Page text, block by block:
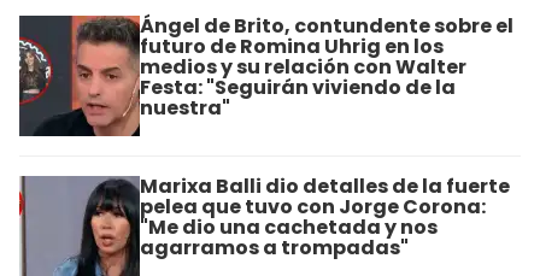
Ángel de Brito, contundente sobre el
futuro de Romina Uhrig en los
medios y su relación con Walter
Festa: "Seguirán viviendo de la
nuestra"
Marixa Balli dio detalles de la fuerte
pelea que tuvo con Jorge Corona:
"Me dio una cachetada y nos
agarramos a trompadas"